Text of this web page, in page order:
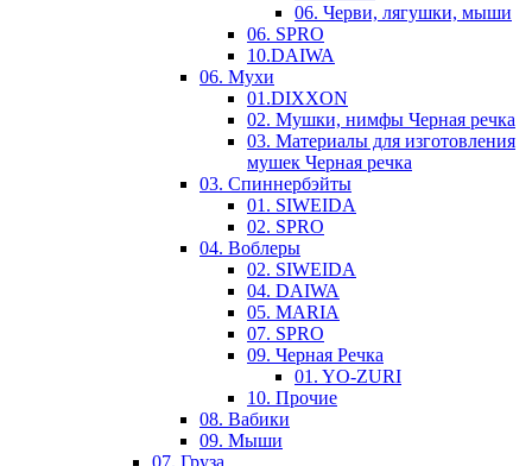
06. Черви, лягушки, мыши
06. SPRO
10.DAIWA
06. Мухи
01.DIXXON
02. Мушки, нимфы Черная речка
03. Материалы для изготовления
мушек Черная речка
03. Cпиннербэйты
01. SIWEIDA
02. SPRO
04. Воблеры
02. SIWEIDA
04. DAIWA
05. MARIA
07. SPRO
09. Черная Речка
01. YO-ZURI
10. Прочие
08. Вабики
09. Мыши
07. Груза